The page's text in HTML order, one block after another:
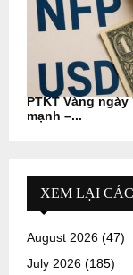
PTKT Vàng ngày
mạnh –...
XEM LẠI
August 2026 (47)
July 2026 (185)